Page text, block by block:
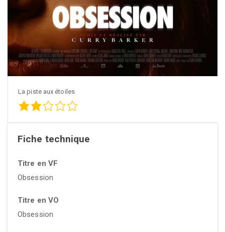
La piste aux étoiles
Fiche technique
Titre en VF
Obsession
Titre en VO
Obsession